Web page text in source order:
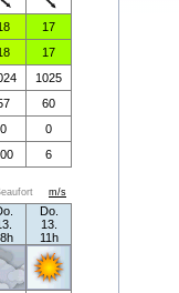
17
17
1025
60
0
0
6
m/s
Do.
13.
11h